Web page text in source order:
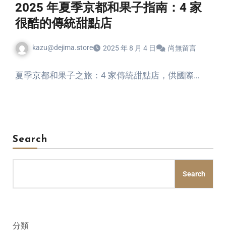
2025 年夏季京都和果子指南：4 家
很酷的傳統甜點店
kazu@dejima.store 2025 年 8 月 4 日 尚無留言
夏季京都和果子之旅：4 家傳統甜點店，供國際…
Search
Search
分類